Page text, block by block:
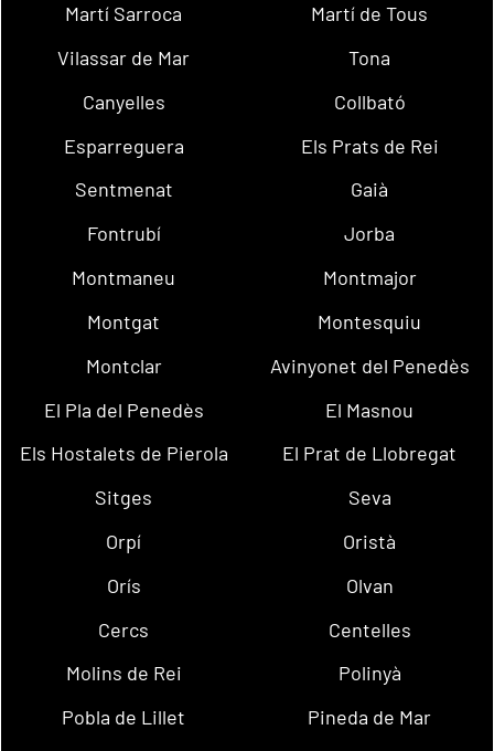
Martí Sarroca
Martí de Tous
Vilassar de Mar
Tona
Canyelles
Collbató
Esparreguera
Els Prats de Rei
Sentmenat
Gaià
Fontrubí
Jorba
Montmaneu
Montmajor
Montgat
Montesquiu
Montclar
Avinyonet del Penedès
El Pla del Penedès
El Masnou
Els Hostalets de Pierola
El Prat de Llobregat
Sitges
Seva
Orpí
Oristà
Orís
Olvan
Cercs
Centelles
Molins de Rei
Polinyà
Pobla de Lillet
Pineda de Mar